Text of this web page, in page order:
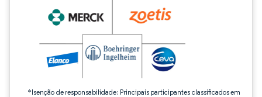
*Isenção de responsabilidade: Principais participantes classificados em